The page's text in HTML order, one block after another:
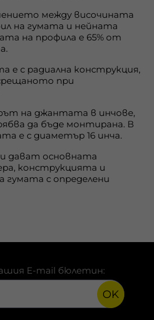
между височината
на гумата и нейната
на профила е 65% от
е с радиална конструкция,
при
на джантата в инчове,
да бъде монтирана. В
е с диаметър 16 инча.
дават основната
конструкцията и
с определени
E-mail бюлетин:
OK